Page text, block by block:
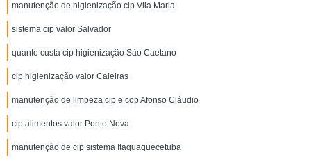
manutenção de higienização cip Vila Maria
sistema cip valor Salvador
quanto custa cip higienização São Caetano
cip higienização valor Caieiras
manutenção de limpeza cip e cop Afonso Cláudio
cip alimentos valor Ponte Nova
manutenção de cip sistema Itaquaquecetuba